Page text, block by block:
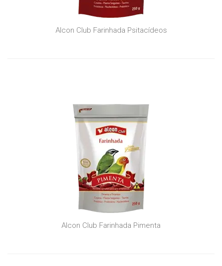
Alcon Club Farinhada Psitacídeos
Alcon Club Farinhada Pimenta